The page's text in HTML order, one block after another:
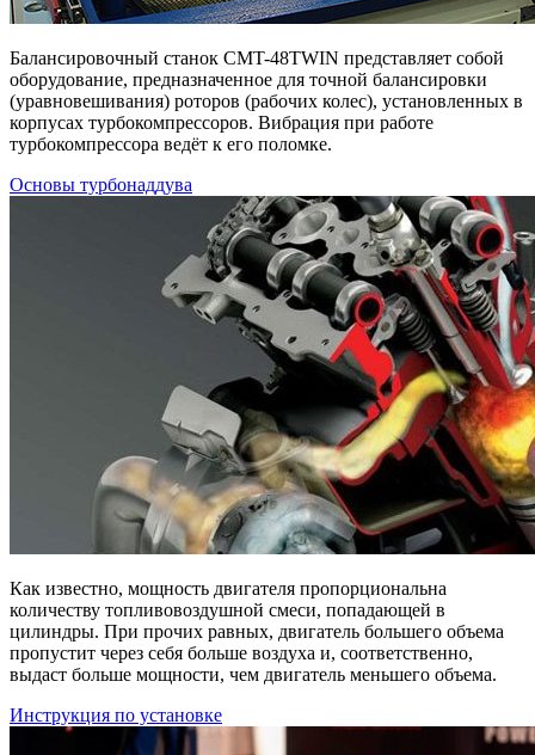
Балансировочный станок CMT-48TWIN представляет собой
оборудование, предназначенное для точной балансировки
(уравновешивания) роторов (рабочих колес), установленных в
корпусах турбокомпрессоров. Вибрация при работе
турбокомпрессора ведёт к его поломке.
Основы турбонаддува
Как известно, мощность двигателя пропорциональна
количеству топливовоздушной смеси, попадающей в
цилиндры. При прочих равных, двигатель большего объема
пропустит через себя больше воздуха и, соответственно,
выдаст больше мощности, чем двигатель меньшего объема.
Инструкция по установке